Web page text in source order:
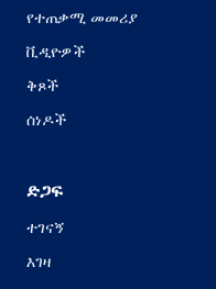
የተጠቃሚ መመሪያ
ቪዲዮዎች
ቅጾች
ሰነዶች
ድጋፍ
ተገናኝ
እገዛ